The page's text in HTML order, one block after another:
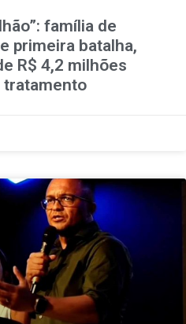
família de
primeira batalha,
R$ 4,2 milhões
tratamento